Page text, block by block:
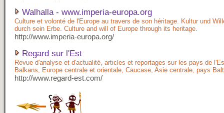
Walhalla - www.imperia-europa.org
Culture et volonté de l'Europe au travers de son héritage. Kultur und
durch sein Erbe. Culture and will of Europe through its heritage.
http://www.imperia-europa.org/
Regard sur l'Est
Revue d'analyse et d'actualité, articles et reportages sur les pays de
Balkans, Europe centrale et orientale, Caucase, Asie centrale, pays
http://www.regard-est.com/